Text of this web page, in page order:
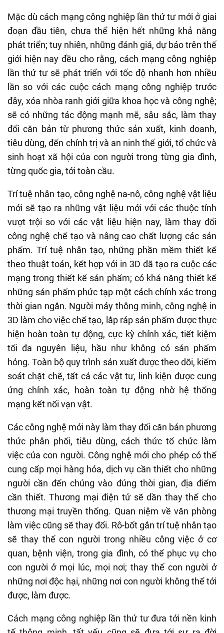
Mặc dù cách mạng công nghiệp lần thứ tư mới ở giai
đoạn đầu tiên, chưa thể hiện hết những khả năng
phát triển; tuy nhiên, những đánh giá, dự báo trên thế
giới hiện nay đều cho rằng, cách mạng công nghiệp
lần thứ tư sẽ phát triển với tốc độ nhanh hơn nhiều
lần so với các cuộc cách mạng công nghiệp trước
đây, xóa nhòa ranh giới giữa khoa học và công nghệ;
sẽ có những tác động mạnh mẽ, sâu sắc, làm thay
đổi căn bản từ phương thức sản xuất, kinh doanh,
tiêu dùng, đến chính trị và an ninh thế giới, tổ chức và
sinh hoạt xã hội của con người trong từng gia đình,
từng quốc gia, tới toàn cầu.
Trí tuệ nhân tạo, công nghệ na-nô, công nghệ vật liệu
mới sẽ tạo ra những vật liệu mới với các thuộc tính
vượt trội so với các vật liệu hiện nay, làm thay đổi
công nghệ chế tạo và nâng cao chất lượng các sản
phẩm. Trí tuệ nhân tạo, những phần mềm thiết kế
theo thuật toán, kết hợp với in 3D đã tạo ra cuộc các
mạng trong thiết kế sản phẩm; có khả năng thiết kế
những sản phẩm phức tạp một cách chính xác trong
thời gian ngắn. Người máy thông minh, công nghệ in
3D làm cho việc chế tạo, lắp ráp sản phẩm được thực
hiện hoàn toàn tự động, cực kỳ chính xác, tiết kiệm
tối đa nguyên liệu, hầu như không có sản phẩm
hỏng. Toàn bộ quy trình sản xuất được theo dõi, kiểm
soát chặt chẽ, tất cả các vật tư, linh kiện được cung
ứng chính xác, hoàn toàn tự động nhờ hệ thống
mạng kết nối vạn vật.
Các công nghệ mới này làm thay đổi căn bản phương
thức phân phối, tiêu dùng, cách thức tổ chức làm
việc của con người. Công nghệ mới cho phép có thể
cung cấp mọi hàng hóa, dịch vụ cần thiết cho những
người cần đến chúng vào đúng thời gian, địa điểm
cần thiết. Thương mại điện tử sẽ dần thay thế cho
thương mại truyền thống. Quan niệm về văn phòng
làm việc cũng sẽ thay đổi. Rô-bốt gắn trí tuệ nhân tạo
sẽ thay thế con người trong nhiều công việc ở cơ
quan, bệnh viện, trong gia đình, có thể phục vụ cho
con người ở mọi lúc, mọi nơi; thay thế con người ở
những nơi độc hại, những nơi con người không thể tới
được, làm được.
Cách mạng công nghiệp lần thứ tư đưa tới nền kinh